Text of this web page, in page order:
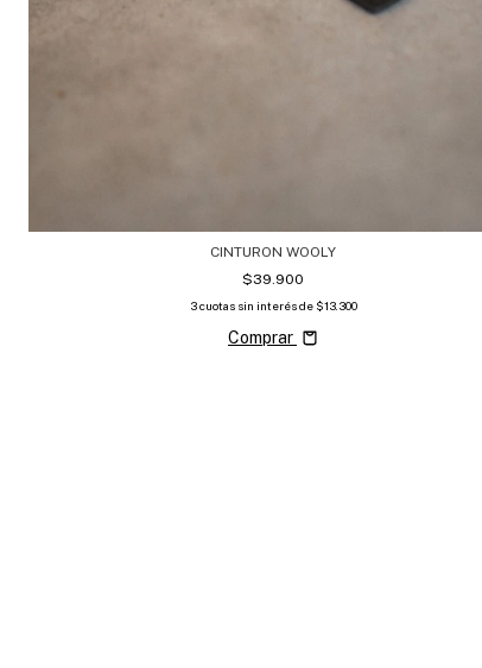
CINTURON WOOLY
$39.900
3 cuotas sin interés de $13.300
Comprar